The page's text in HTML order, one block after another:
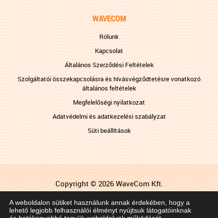
WAVECOM
Rólunk
Kapcsolat
Általános Szerződési Feltételek
Szolgáltatói összekapcsolásra és hívásvégződtetésre vonatkozó
általános feltételek
Megfelelőségi nyilatkozat
Adatvédelmi és adatkezelési szabályzat
Süti beállítások
Copyright © 2026 WaveCom Kft.
Impresszum
Gyermekek védelmében
A weboldalon sütiket használunk annak érdekében, hogy a
lehető legjobb felhasználói élményt nyújtsuk látogatóinknak